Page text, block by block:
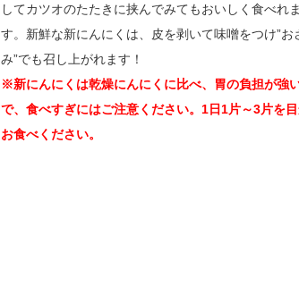
してカツオのたたきに挟んでみてもおいしく食べれま
す。新鮮な新にんにくは、皮を剥いて味噌をつけ”お
み”でも召し上がれます！
※新にんにくは乾燥にんにくに比べ、胃の負担が強
で、食べすぎにはご注意ください。1日1片～3片を
お食べください。